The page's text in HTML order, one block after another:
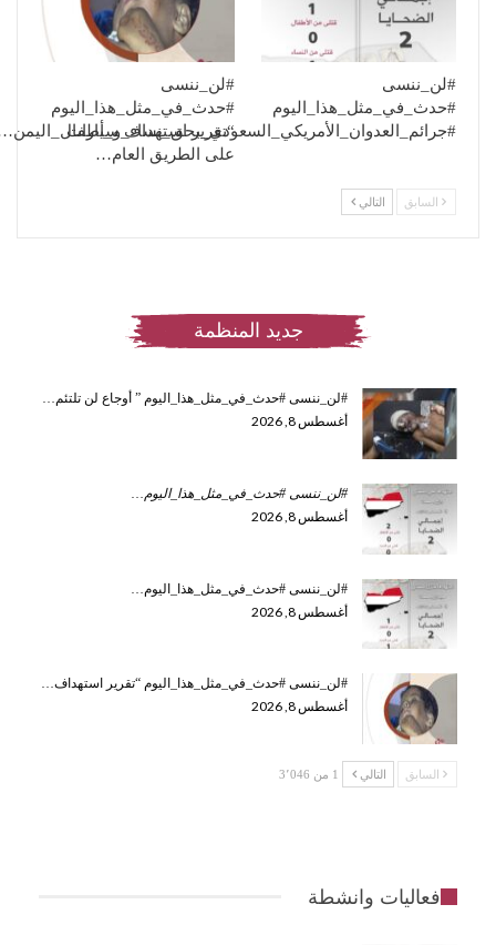
#لن_ننسى
#حدث_في_مثل_هذا_اليوم
#لن_ننسى
#حدث_في_مثل_هذا_اليوم
“تقرير استهداف سيارات
على الطريق العام…
السابق التالي
جديد المنظمة
#لن_ننسى #حدث_في_مثل_هذا_اليوم ” أوجاع لن تلتئم…
أغسطس 8, 2026
#لن_ننسى #حدث_في_مثل_هذا_اليوم…
أغسطس 8, 2026
#لن_ننسى #حدث_في_مثل_هذا_اليوم…
أغسطس 8, 2026
#لن_ننسى #حدث_في_مثل_هذا_اليوم “تقرير استهداف…
أغسطس 8, 2026
السابق التالي 1 من 3٬046
فعاليات وانشطة